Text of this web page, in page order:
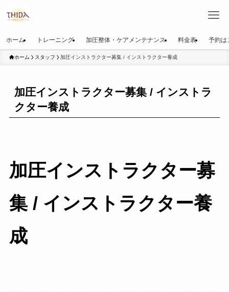
ホーム トレーニング 加圧整体・ケアメンテナンス 料金表 予約は
ホーム スタッフ 加圧インストラクター募集 / インストラクター養成
加圧インストラクター募集 / インストラ
クター養成
加圧インストラクター募
集 / インストラクター養
成